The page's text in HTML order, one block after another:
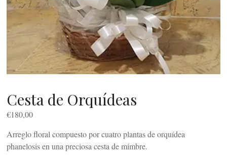
Cesta de Orquídeas
€180,00
Arreglo floral compuesto por cuatro plantas de orquídea
phanelosis en una preciosa cesta de mimbre.